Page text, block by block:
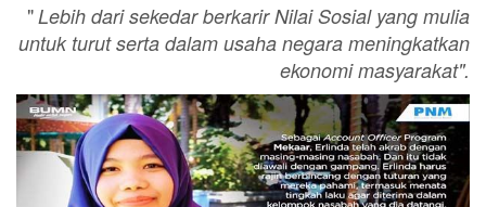
"Lebih dari sekedar berkarir Nilai Sosial yang mulia
untuk turut serta dalam usaha negara meningkatkan
ekonomi masyarakat".